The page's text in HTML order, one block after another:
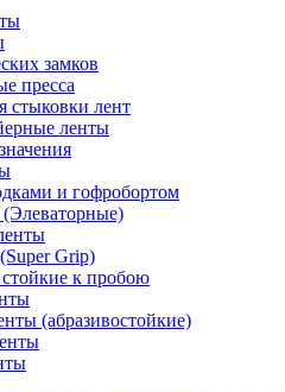
замков
пресса
стыковки лент
ленты
и гофробортом
Grip)
к пробою
(абразивостойкие)